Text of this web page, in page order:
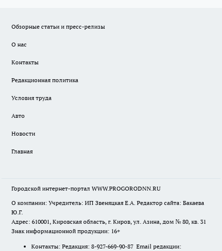
Обзорные статьи и пресс-релизы
О нас
Контакты
Редакционная политика
Условия труда
Авто
Новости
Главная
Городской интернет-портал WWW.PROGORODNN.RU
О компании: Учредитель: ИП Звеняцкая Е.А. Редактор сайта: Бакаева
Ю.Г.
Адрес: 610001, Кировская область, г. Киров, ул. Азина, дом № 80, кв. 31
Знак информационной продукции: 16+
Контакты: Редакция: 8-927-669-90-87 Email редакции: